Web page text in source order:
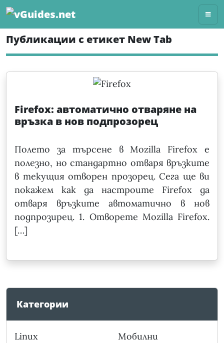
Skip
content
Публикации с етикет New Tab
Firefox: автоматично отваряне на
връзка в нов подпрозорец
Полето за търсене в Mozilla Firefox е
полезно, но стандартно отваря връзките
в текущия отворен прозорец. Сега ще ви
покажем как да настроите Firefox да
отваря връзките автоматично в нов
подпрозирец. 1. Отворете Mozilla Firefox.
[…]
Категории
Linux
Мобилни